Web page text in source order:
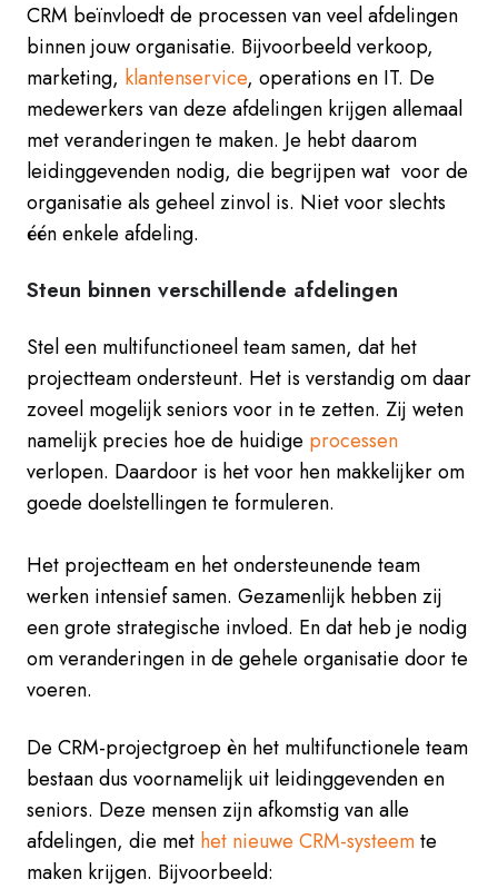
CRM beïnvloedt de processen van veel afdelingen
binnen jouw organisatie. Bijvoorbeeld verkoop,
marketing, klantenservice, operations en IT. De
medewerkers van deze afdelingen krijgen allemaal
met veranderingen te maken. Je hebt daarom
leidinggevenden nodig, die begrijpen wat voor de
organisatie als geheelzinvol is. Niet voor slechts
één enkele afdeling.
Steun binnen verschillende afdelingen
Stel een multifunctioneel team samen, dat het
projectteam ondersteunt. Het is verstandig om daar
zoveel mogelijk seniors voor in te zetten. Zij weten
namelijk precies hoe de huidige processen
verlopen. Daardoor is het voor hen makkelijker om
goede doelstellingen te formuleren.
Het projectteam en het ondersteunende team
werken intensief samen. Gezamenlijk hebben zij
een grote strategische invloed. En dat heb je nodig
om veranderingen in de gehele organisatie door te
voeren.
De CRM-projectgroep èn het multifunctionele team
bestaan dus voornamelijk uit leidinggevenden en
seniors. Deze mensen zijn afkomstig van alle
afdelingen, die met het nieuwe CRM-systeemte
maken krijgen. Bijvoorbeeld: